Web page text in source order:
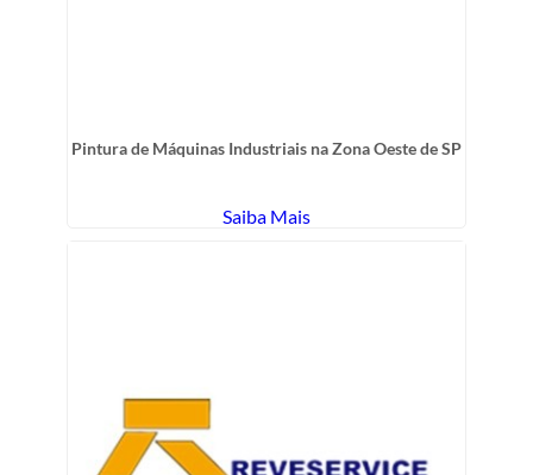
Pintura de Máquinas Industriais na Zona Oeste de SP
Saiba Mais